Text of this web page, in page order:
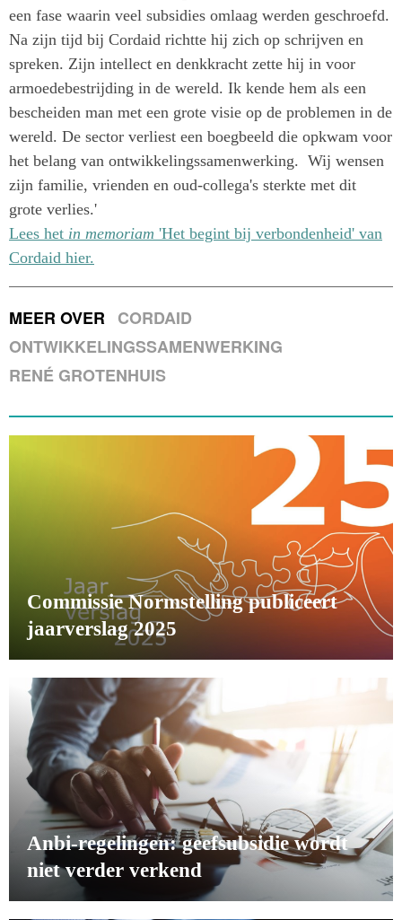
een fase waarin veel subsidies omlaag werden geschroefd.
Na zijn tijd bij Cordaid richtte hij zich op schrijven en
spreken. Zijn intellect en denkkracht zette hij in voor
armoedebestrijding in de wereld. Ik kende hem als een
bescheiden man met een grote visie op de problemen in de
wereld. De sector verliest een boegbeeld die opkwam voor
het belang van ontwikkelingssamenwerking. Wij wensen
zijn familie, vrienden en oud-collega's sterkte met dit
grote verlies.'
Lees het in memoriam 'Het begint bij verbondenheid' van
Cordaid hier.
MEER OVER CORDAID
ONTWIKKELINGSSAMENWERKING
RENÉ GROTENHUIS
Commissie Normstelling publiceert
jaarverslag 2025
Anbi-regelingen: geefsubsidie wordt
niet verder verkend